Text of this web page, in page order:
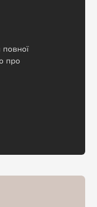
повної
про